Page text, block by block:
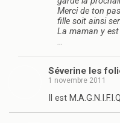
Merci de ton
fille soit ainsi
La maman y
…
Séverine les
1 novembre 2011
Il est